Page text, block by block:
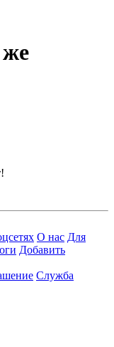
О нас Для
Добавить
Служба